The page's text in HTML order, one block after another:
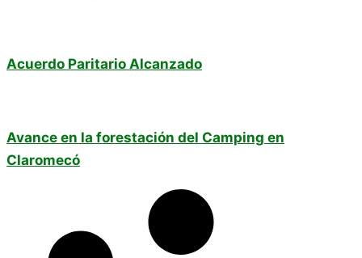
Acuerdo Paritario Alcanzado
Avance en la forestación del Camping en
Claromecó